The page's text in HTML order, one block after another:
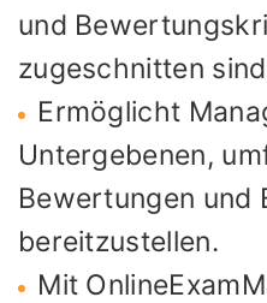
und
zugeschnitten
Ermöglicht
Untergebenen,
Bewertungen und
bereitzustellen.
Mit